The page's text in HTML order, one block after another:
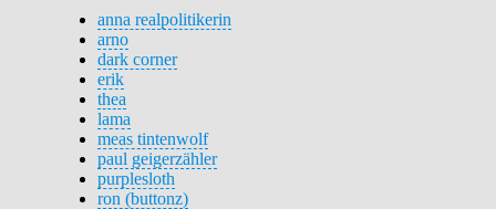
anna realpolitikerin
arno
dark corner
erik
thea
lama
meas tintenwolf
paul geigerzähler
purplesloth
ron (buttonz)